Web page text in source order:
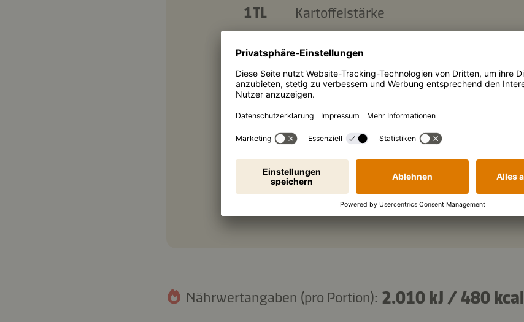
1 TL
Kartoffelstärke
Zum Garnieren:
1 EL
Schnittlauch, gehackt
30 g
Rucola
schwarzer Sesam
Zutaten kopieren
Nährwertangaben (pro Portion): 2.010 kJ / 480 kcal